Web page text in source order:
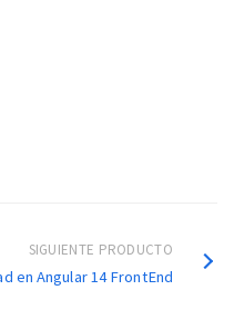
SIGUIENTE PRODUCTO
en Angular 14 FrontEnd